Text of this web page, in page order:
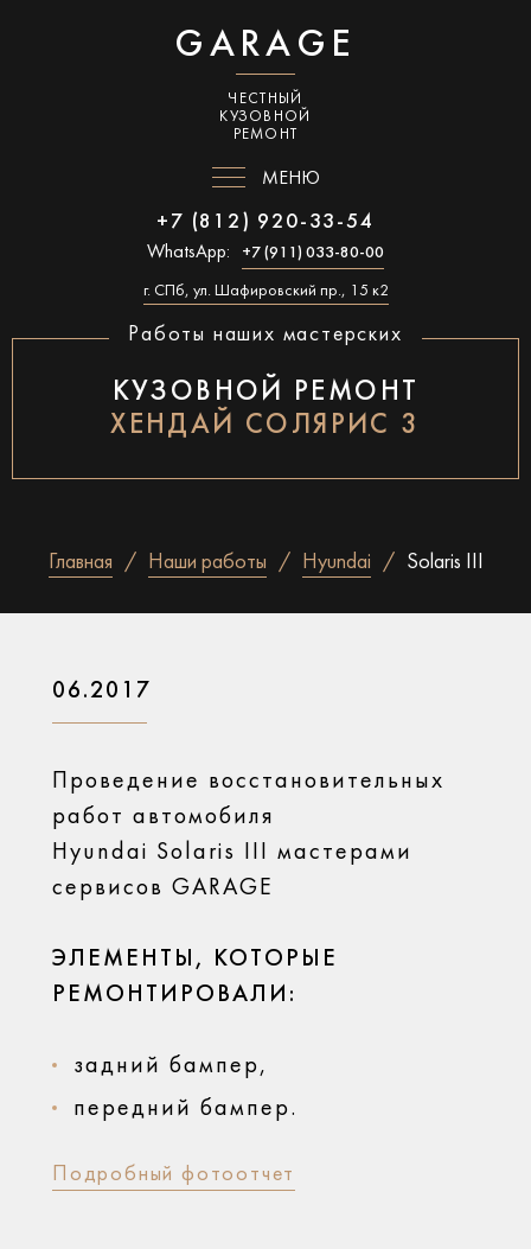
GARAGE
ЧЕСТНЫЙ
КУЗОВНОЙ
РЕМОНТ
МЕНЮ
+7 (812) 920-33-54
WhatsApp: +7 (911) 033-80-00
г. СПб, ул. Шафировский пр., 15 к2
Работы наших мастерских
КУЗОВНОЙ РЕМОНТ
ХЕНДАЙ СОЛЯРИС 3
Главная Наши работы Hyundai Solaris III
06.2017
Проведение восстановительных
работ автомобиля
Hyundai Solaris III мастерами
сервисов GARAGE
ЭЛЕМЕНТЫ, КОТОРЫЕ
РЕМОНТИРОВАЛИ:
задний бампер,
передний бампер.
Подробный фотоотчет